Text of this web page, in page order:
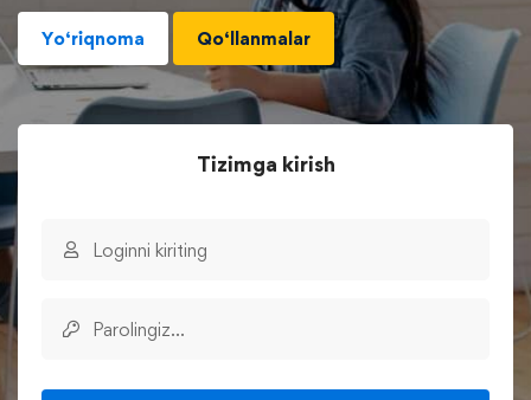
Yo‘riqnoma Qo‘llanmalar
Tizimga kirish